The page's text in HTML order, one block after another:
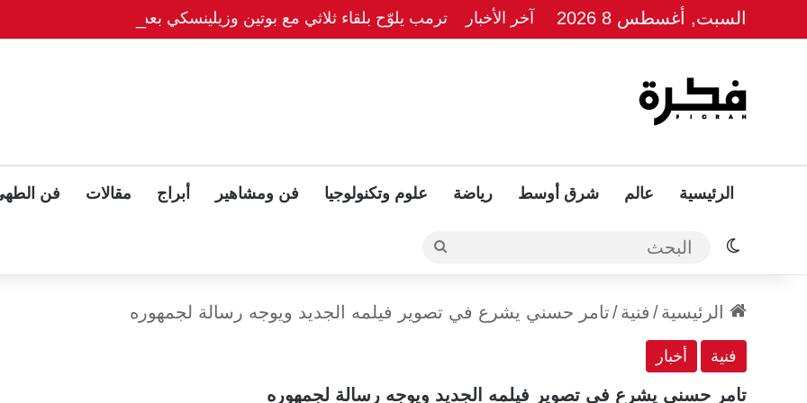
السبت, أغسطس 8 2026 آخر الأخبار ترمب يلوّح بلقاء ثلاثي مع بوتين وزيلينسكي بعد قمة ألاسكا
الرئيسية عالم شرق أوسط رياضة علوم وتكنولوجيا فن ومشاهير أبراج مقالات فن
الوضع المظلم البحث
الرئيسية/ فنية/تامر حسني يشرع في تصوير فيلمه الجديد ويوجه رسالة لجمهوره
فنية أخبار
تامر حسني يشرع في تصوير فيلمه الجديد ويوجه رسالة لجمهوره